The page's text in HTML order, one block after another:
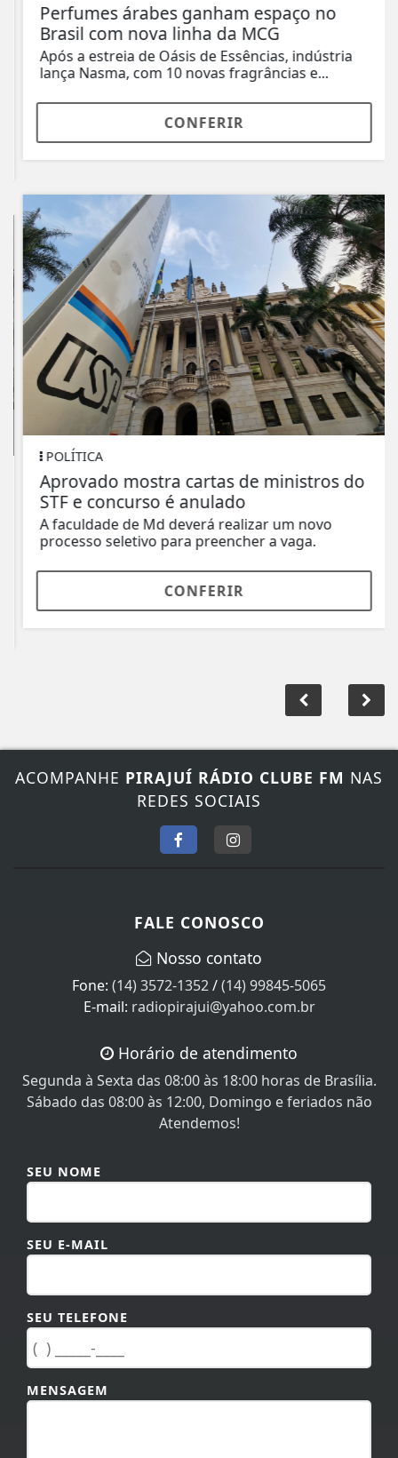
Perfumes árabes ganham espaço no
Brasil com nova linha da MCG
Após a estreia de Oásis de Essências, indústria
lança Nasma, com 10 novas fragrâncias e...
CONFERIR
POLÍTICA
Aprovado mostra cartas de ministros do
STF e concurso é anulado
A faculdade de Md deverá realizar um novo
processo seletivo para preencher a vaga.
CONFERIR
ACOMPANHEPIRAJUÍ RÁDIO CLUBE FMNAS
REDES SOCIAIS
(14) 3572-1352/(14) 99845-5065
E-mail:radiopirajui@yahoo.com.br
Segunda à Sexta das 08:00 às 18:00 horas de Brasília.
Sábado das 08:00 às 12:00, Domingo e feriados não
Atendemos!
SEU E-MAIL
SEU TELEFONE
MENSAGEM